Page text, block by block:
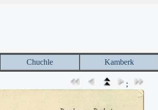
Chuchle Kamberk
;